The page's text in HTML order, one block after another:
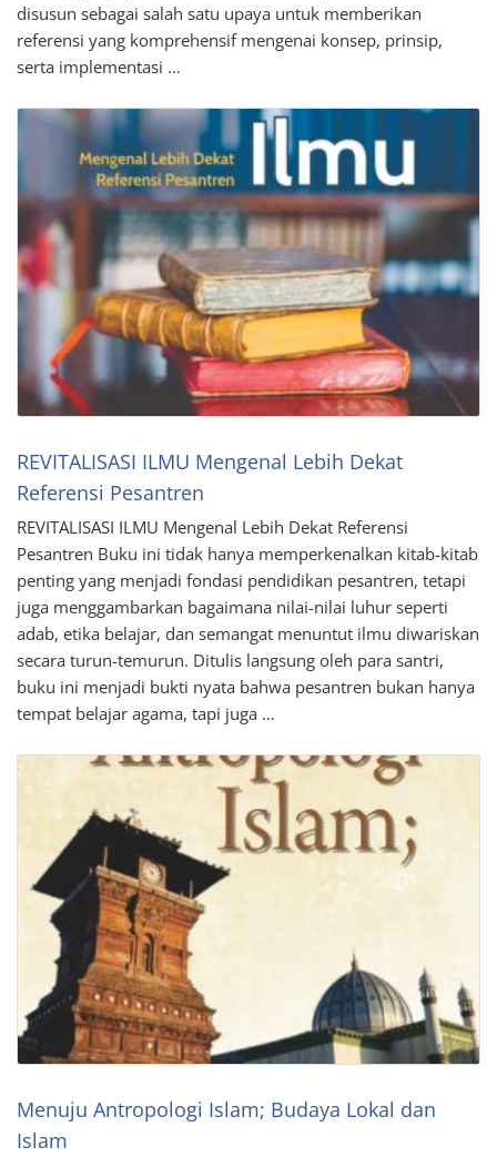
disusun sebagai salah satu upaya untuk memberikan
referensi yang komprehensif mengenai konsep, prinsip,
serta implementasi …
REVITALISASI ILMU Mengenal Lebih Dekat
Referensi Pesantren
REVITALISASI ILMU Mengenal Lebih Dekat Referensi
Pesantren Buku ini tidak hanya memperkenalkan kitab-kitab
penting yang menjadi fondasi pendidikan pesantren, tetapi
juga menggambarkan bagaimana nilai-nilai luhur seperti
adab, etika belajar, dan semangat menuntut ilmu diwariskan
secara turun-temurun. Ditulis langsung oleh para santri,
buku ini menjadi bukti nyata bahwa pesantren bukan hanya
tempat belajar agama, tapi juga …
Menuju Antropologi Islam; Budaya Lokal dan
Islam